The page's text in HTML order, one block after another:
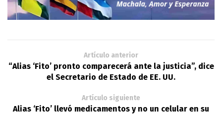
Artículo anterior
“Alias ‘Fito’ pronto comparecerá ante la justicia”, dice
el Secretario de Estado de EE. UU.
Artículo siguiente
Alias ‘Fito’ llevó medicamentos y no un celular en su